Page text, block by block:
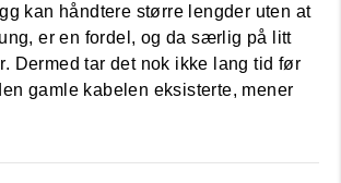
kan håndtere større lengder uten at
er en fordel, og da særlig på litt
Dermed tar det nok ikke lang tid før
gamle kabelen eksisterte, mener